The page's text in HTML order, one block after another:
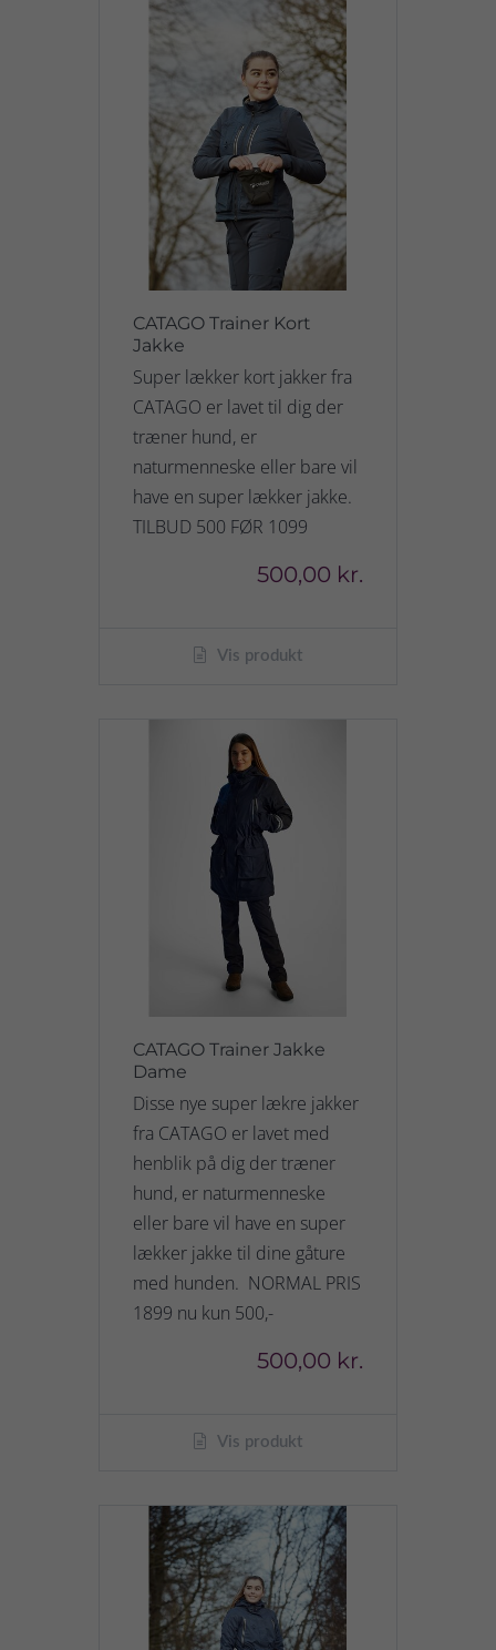
CATAGO Trainer Kort
Jakke
Super lækker kort jakker fra
CATAGO er lavet til dig der
træner hund, er
naturmenneske eller bare vil
have en super lækker jakke.
TILBUD 500 FØR 1099
500,00 kr.
Vis produkt
CATAGO Trainer Jakke
Dame
Disse nye super lækre jakker
fra CATAGO er lavet med
henblik på dig der træner
hund, er naturmenneske
eller bare vil have en super
lækker jakke til dine gåture
med hunden. NORMAL PRIS
1899 nu kun 500,-
500,00 kr.
Vis produkt